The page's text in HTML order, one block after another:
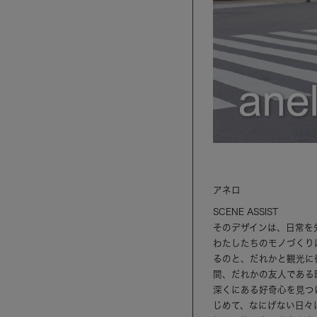
アネロ
SCENE ASSIST
そのデザインは、日常を
わたしたちのモノづく
るのと、だれかと観光
間、だれかの友人であ
深くにある好奇心を見
じめて、なにげない日